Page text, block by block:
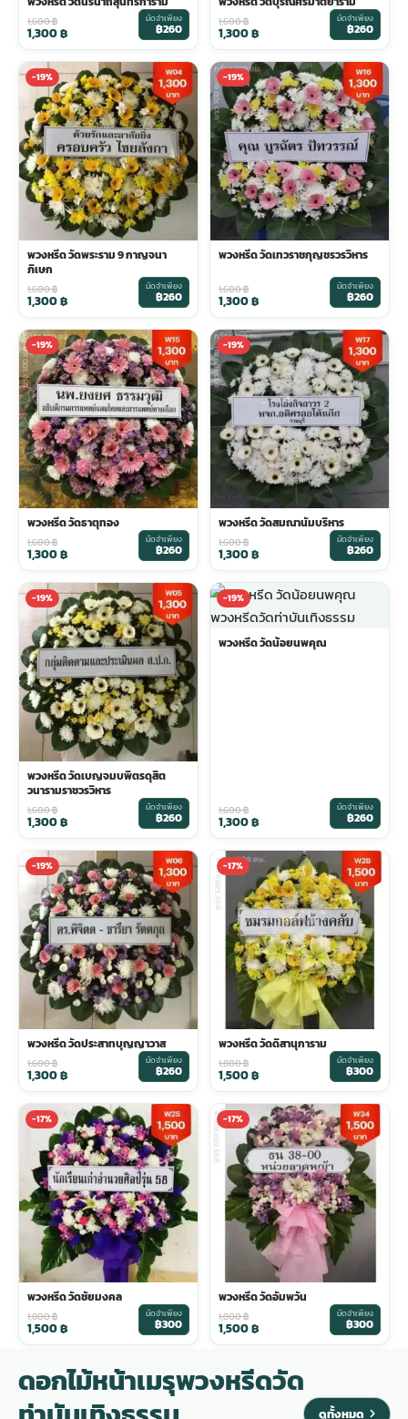
1,600฿
1,300฿
มัดจำเพียง
฿260 1,600฿
1,300฿
มัดจำเพียง
฿260
-19%
พวงหรีด วัดพระราม 9 กาญจนา
ภิเษก
1,600฿
1,300฿
มัดจำเพียง
฿260
-19%
พวงหรีด วัดเทวราชกุญชรวรวิหาร
1,600฿
1,300฿
มัดจำเพียง
฿260
-19%
พวงหรีด วัดธาตุทอง
1,600฿
1,300฿
มัดจำเพียง
฿260
-19%
พวงหรีด วัดสมณานัมบริหาร
1,600฿
1,300฿
มัดจำเพียง
฿260
-19%
พวงหรีด วัดเบญจมบพิตรดุสิต
วนารามราชวรวิหาร
1,600฿
1,300฿
มัดจำเพียง
฿260
-19%
พวงหรีด วัดน้อยนพคุณ
1,600฿
1,300฿
มัดจำเพียง
฿260
-19%
พวงหรีด วัดประสาทบุญญาวาส
1,600฿
1,300฿
มัดจำเพียง
฿260
-17%
พวงหรีด วัดดิสานุการาม
1,800฿
1,500฿
มัดจำเพียง
฿300
-17%
พวงหรีด วัดชัยมงคล
1,800฿
1,500฿
มัดจำเพียง
฿300
-17%
พวงหรีด วัดอัมพวัน
1,800฿
1,500฿
มัดจำเพียง
฿300
ดอกไม้หน้าเมรุพวงหรีดวัด
ดูทั้งหมด